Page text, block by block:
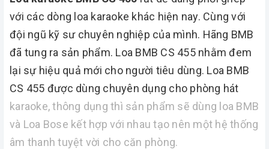
với các dòng loa karaoke khác hiện nay. Cùng với
đội ngũ kỹ sư chuyên nghiệp của mình. Hãng BMB
đã tung ra sản phẩm. Loa BMB CS 455 nhằm đem
lại sự hiệu quả mới cho người tiêu dùng. Loa BMB
CS 455 được dùng chuyên dụng cho phòng hát
karaoke, thông dụng thì sản phẩm sẽ dùng loa BMB
và Loa Bose kết hợp với nhau tạo nên một hệ thống
âm thanh tuyệt vời cho căn phòng.